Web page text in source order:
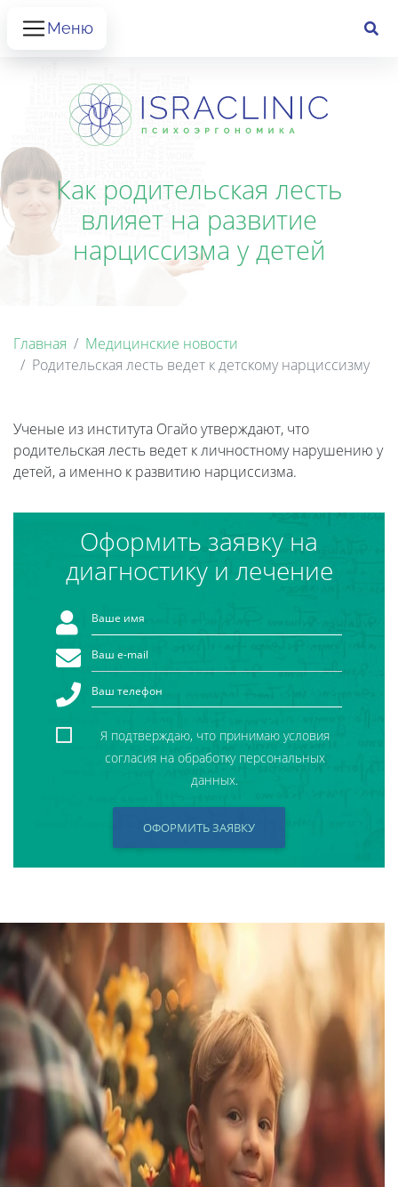
Меню
Как родительская лесть
влияет на развитие
нарциссизма у детей
Главная
Медицинские новости
Родительская лесть ведет к детскому нарциссизму
Ученые из института Огайо утверждают, что
родительская лесть ведет к личностному нарушению у
детей, а именно к развитию нарциссизма.
Оформить заявку на
диагностику и лечение
Я подтверждаю, что принимаю условия
согласия на обработку персональных
данных.
ОФОРМИТЬ ЗАЯВКУ